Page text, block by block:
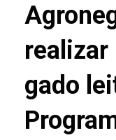
realizar
gado